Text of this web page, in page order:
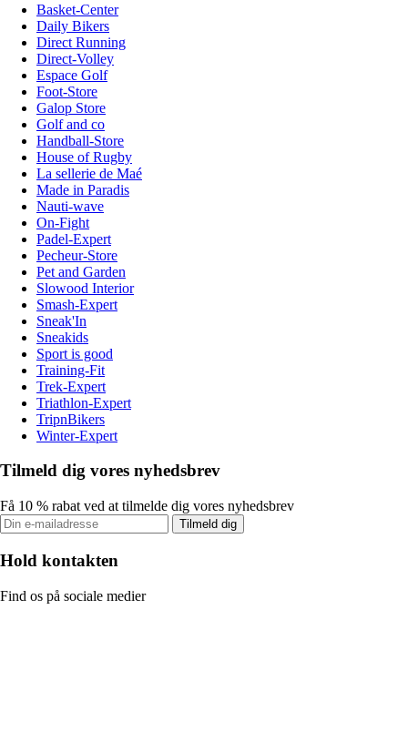
Basket-Center
Daily Bikers
Direct Running
Direct-Volley
Espace Golf
Foot-Store
Galop Store
Golf and co
Handball-Store
House of Rugby
La sellerie de Maé
Made in Paradis
Nauti-wave
On-Fight
Padel-Expert
Pecheur-Store
Pet and Garden
Slowood Interior
Smash-Expert
Sneak'In
Sneakids
Sport is good
Training-Fit
Trek-Expert
Triathlon-Expert
TripnBikers
Winter-Expert
Tilmeld dig vores nyhedsbrev
Få 10 % rabat ved at tilmelde dig vores nyhedsbrev
Tilmeld dig
Hold kontakten
Find os på sociale medier